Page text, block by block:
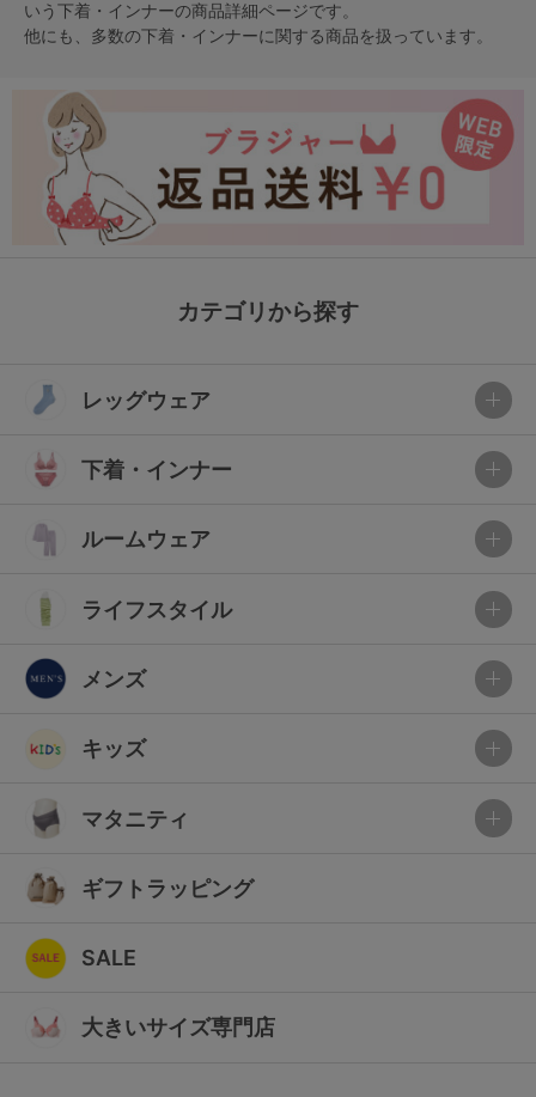
いう下着・インナーの商品詳細ページです。
他にも、多数の下着・インナーに関する商品を扱っています。
カテゴリから探す
レッグウェア
下着・インナー
ルームウェア
ライフスタイル
メンズ
キッズ
マタニティ
ギフトラッピング
SALE
大きいサイズ専門店